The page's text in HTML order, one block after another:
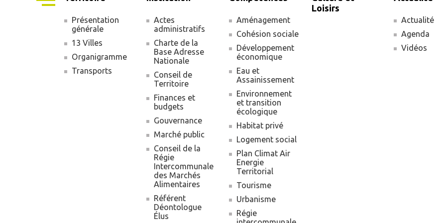
Navigation
principale
Présentation
générale
13 Villes
Organigramme
Transports
Actes
administratifs
Charte de la
Base Adresse
Nationale
Conseil de
Territoire
Finances et
budgets
Gouvernance
Marché public
Conseil de la
Régie
Intercommunale
des Marchés
Alimentaires
Référent
Déontologue
Élus
Aménagement
Cohésion sociale
Développement
économique
Eau et
Assainissement
Environnement
et transition
écologique
Habitat privé
Logement social
Plan Climat Air
Energie
Territorial
Tourisme
Urbanisme
Régie
Loisirs
Actualité
Agenda
Vidéos